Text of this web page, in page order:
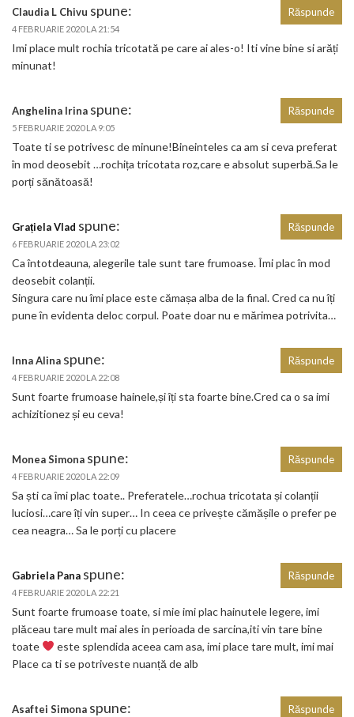
Claudia L Chivu spune:
4 FEBRUARIE 2020 LA 21:54
Imi place mult rochia tricotată pe care ai ales-o! Iti vine bine si arăți
minunat!
Răspunde
Anghelina Irina spune:
5 FEBRUARIE 2020 LA 9:05
Toate ti se potrivesc de minune!Bineinteles ca am si ceva preferat
în mod deosebit …rochița tricotata roz,care e absolut superbă.Sa le
porți sănătoasă!
Răspunde
Grațiela Vlad spune:
6 FEBRUARIE 2020 LA 23:02
Ca întotdeauna, alegerile tale sunt tare frumoase. Îmi plac în mod
deosebit colanții.
Singura care nu îmi place este cămașa alba de la final. Cred ca nu îți
pune în evidenta deloc corpul. Poate doar nu e mărimea potrivita…
Răspunde
Inna Alina spune:
4 FEBRUARIE 2020 LA 22:08
Sunt foarte frumoase hainele,și îți sta foarte bine.Cred ca o sa imi
achizitionez și eu ceva!
Răspunde
Monea Simona spune:
4 FEBRUARIE 2020 LA 22:09
Sa ști ca îmi plac toate.. Preferatele…rochua tricotata și colanții
luciosi…care îți vin super… In ceea ce privește cămășile o prefer pe
cea neagra… Sa le porți cu placere
Răspunde
Gabriela Pana spune:
4 FEBRUARIE 2020 LA 22:21
Sunt foarte frumoase toate, si mie imi plac hainutele legere, imi
plăceau tare mult mai ales in perioada de sarcina,iti vin tare bine
toate
este splendida aceea cam asa, imi place tare mult, imi mai
Place ca ti se potriveste nuanță de alb
Răspunde
Asaftei Simona spune: Răspunde